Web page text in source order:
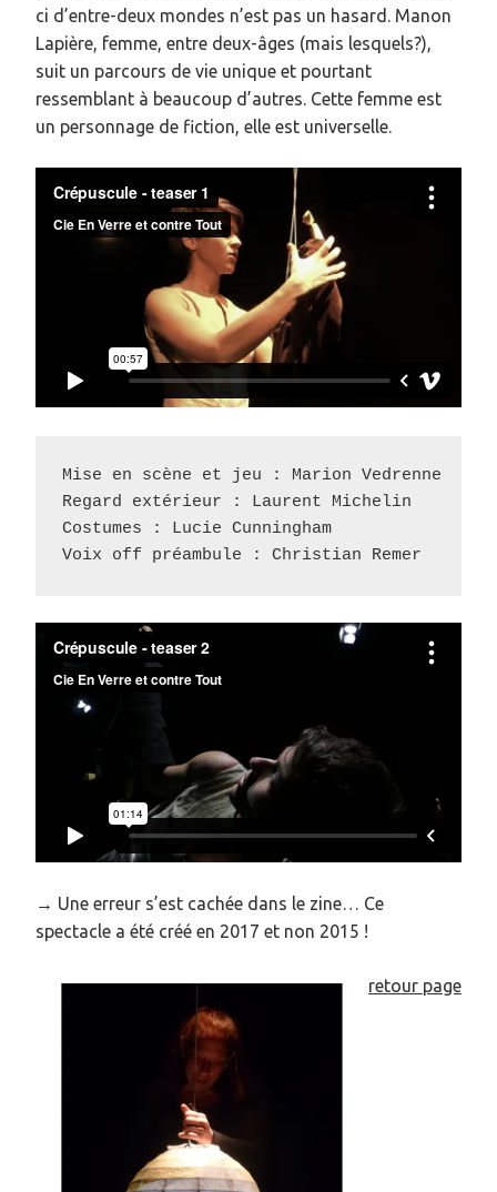
ci d’entre-deux mondes n’est pas un hasard. Manon
Lapière, femme, entre deux-âges (mais lesquels?),
suit un parcours de vie unique et pourtant
ressemblant à beaucoup d’autres. Cette femme est
un personnage de fiction, elle est universelle.
Mise en scène et jeu : Marion Vedrenne
Regard extérieur : Laurent Michelin
Costumes : Lucie Cunningham
Voix off préambule : Christian Remer
→ Une erreur s’est cachée dans le zine… Ce
spectacle a été créé en 2017 et non 2015 !
retour page